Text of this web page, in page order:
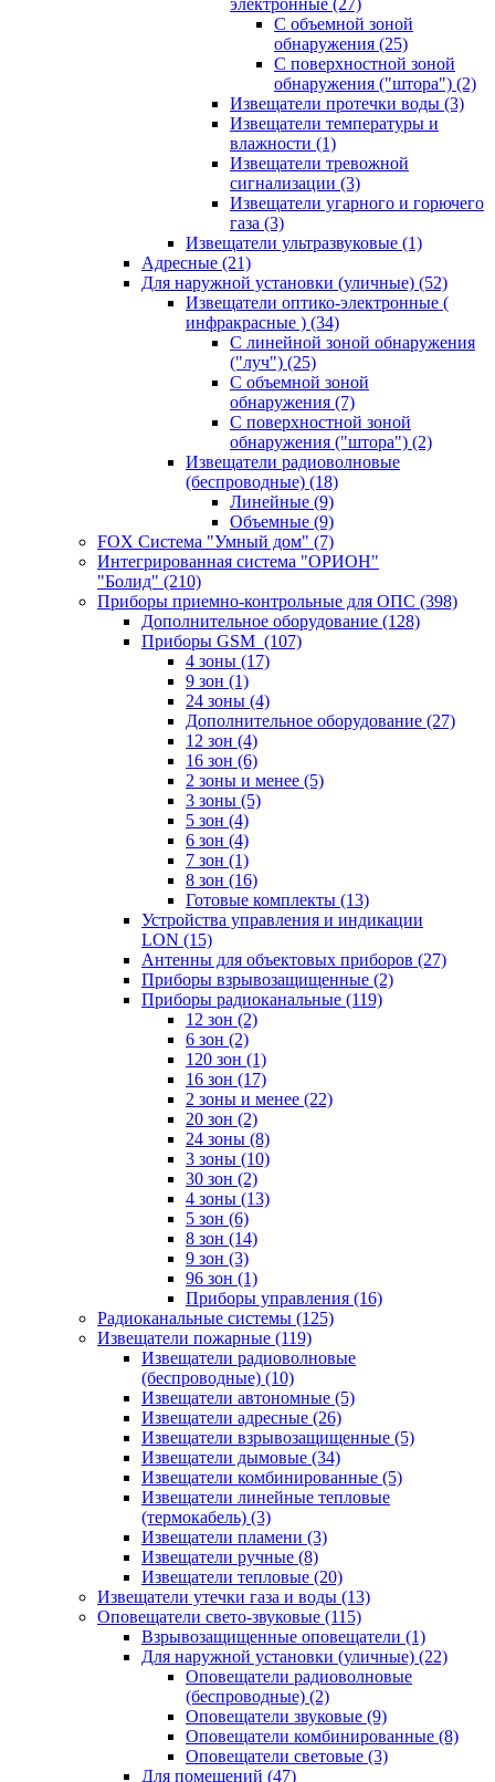
электронные (27)
С объемной зоной
обнаружения (25)
С поверхностной зоной
обнаружения ("штора") (2)
Извещатели протечки воды (3)
Извещатели температуры и
влажности (1)
Извещатели тревожной
сигнализации (3)
Извещатели угарного и горючего
газа (3)
Извещатели ультразвуковые (1)
Адресные (21)
Для наружной установки (уличные) (52)
Извещатели оптико-электронные (
инфракрасные ) (34)
С линейной зоной обнаружения
("луч") (25)
С объемной зоной
обнаружения (7)
С поверхностной зоной
обнаружения ("штора") (2)
Извещатели радиоволновые
(беспроводные) (18)
Линейные (9)
Объемные (9)
FOX Система "Умный дом" (7)
Интегрированная система "ОРИОН"
"Болид" (210)
Приборы приемно-контрольные для ОПС (398)
Дополнительное оборудование (128)
Приборы GSM (107)
4 зоны (17)
9 зон (1)
24 зоны (4)
Дополнительное оборудование (27)
12 зон (4)
16 зон (6)
2 зоны и менее (5)
3 зоны (5)
5 зон (4)
6 зон (4)
7 зон (1)
8 зон (16)
Готовые комплекты (13)
Устройства управления и индикации
LON (15)
Антенны для объектовых приборов (27)
Приборы взрывозащищенные (2)
Приборы радиоканальные (119)
12 зон (2)
6 зон (2)
120 зон (1)
16 зон (17)
2 зоны и менее (22)
20 зон (2)
24 зоны (8)
3 зоны (10)
30 зон (2)
4 зоны (13)
5 зон (6)
8 зон (14)
9 зон (3)
96 зон (1)
Приборы управления (16)
Радиоканальные системы (125)
Извещатели пожарные (119)
Извещатели радиоволновые
(беспроводные) (10)
Извещатели автономные (5)
Извещатели адресные (26)
Извещатели взрывозащищенные (5)
Извещатели дымовые (34)
Извещатели комбинированные (5)
Извещатели линейные тепловые
(термокабель) (3)
Извещатели пламени (3)
Извещатели ручные (8)
Извещатели тепловые (20)
Извещатели утечки газа и воды (13)
Оповещатели свето-звуковые (115)
Взрывозащищенные оповещатели (1)
Для наружной установки (уличные) (22)
Оповещатели радиоволновые
(беспроводные) (2)
Оповещатели звуковые (9)
Оповещатели комбинированные (8)
Оповещатели световые (3)
Для помещений (47)